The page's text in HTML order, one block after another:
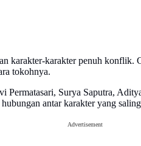
karakter-karakter penuh
tokohnya.
Surya Saputra,
antar karakter yang
Advertisement